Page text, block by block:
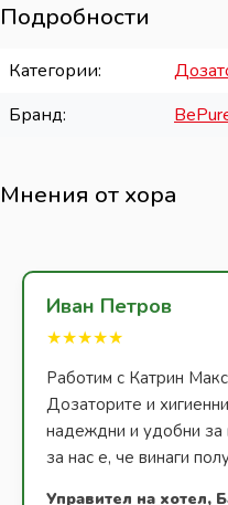
Подробности
Категории
Бранд
Мнения от хора
Иван Петров
★★★★★
Работим с Катрин
Дозаторите и
надеждни и удобни за
за нас е, че винаги
Управител на хотел,